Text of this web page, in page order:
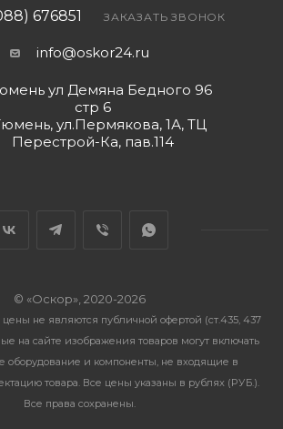
676851 ЗАКАЗАТЬ ЗВОНОК
info@oskor24.ru
ул Демяна Бедного 96
стр 6
ул.Пермякова, 1А, ТЦ
Перестрой-Ка, пав.114
© «Оскор», 2020-2026
не являются публичной офертой (ст.435, 437
на сайте изображения товаров могут включать
оборудование и компоненты, не входящие в
товара. Все цены указаны в рублях (PУБ.).
Все права сохранены.